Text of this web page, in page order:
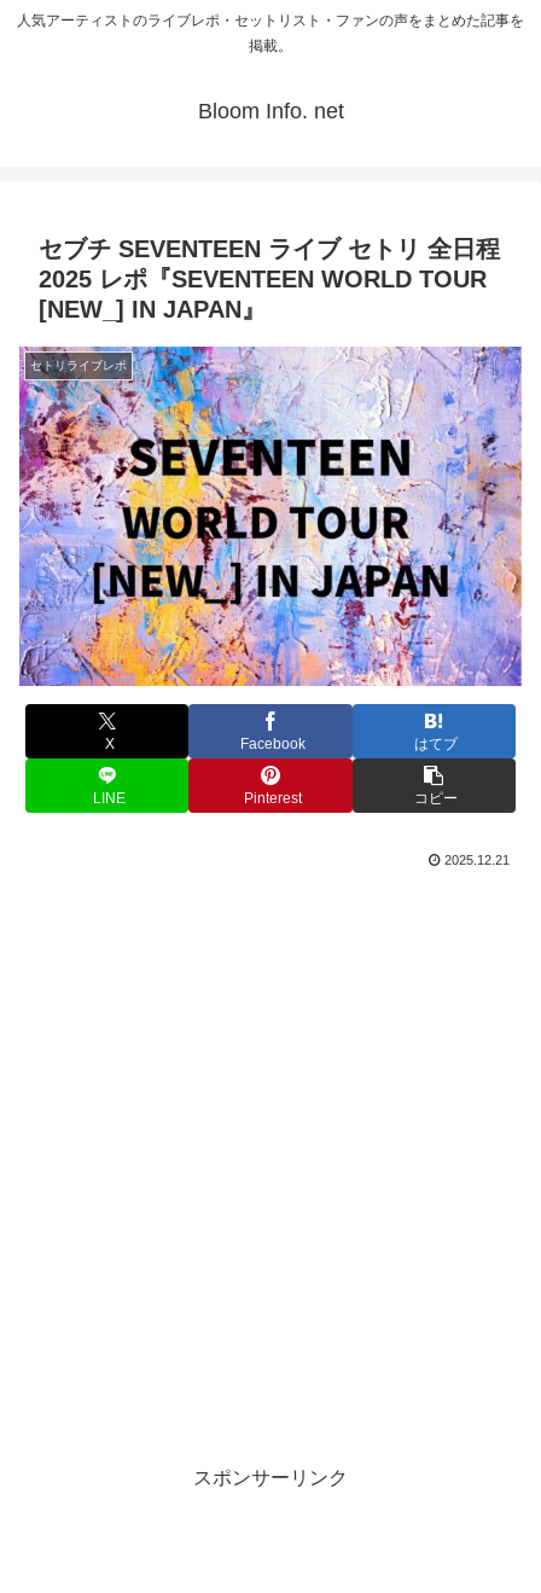
人気アーティストのライブレポ・セットリスト・ファンの声をまとめた記事を
掲載。
Bloom Info. net
セブチ SEVENTEEN ライブ セトリ 全日程
2025 レポ『SEVENTEEN WORLD TOUR
[NEW_] IN JAPAN』
セトリライブレポ
X Facebook はてブ
LINE Pinterest コピー
2025.12.21
スポンサーリンク